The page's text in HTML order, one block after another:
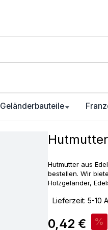
Geländerbauteile
Hutmutter aus
bestellen. Wir
Holzgeländer,
Lieferzeit: 5-10
Verkaufspreis:
0,42 € %